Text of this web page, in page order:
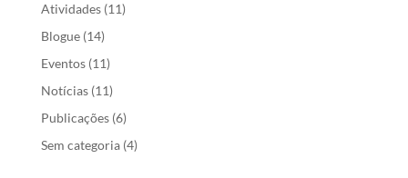
Atividades(11)
Blogue(14)
Eventos(11)
Notícias(11)
Publicações(6)
Sem categoria(4)